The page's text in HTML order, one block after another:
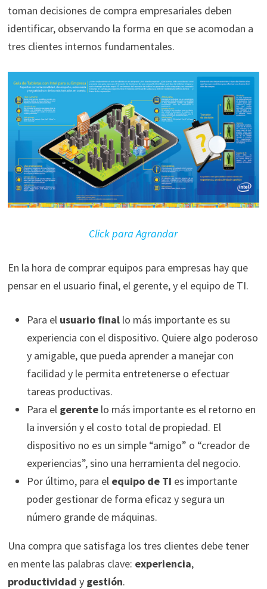
toman decisiones de compra empresariales deben
identificar, observando la forma en que se acomodan a
tres clientes internos fundamentales.
Click para Agrandar
En la hora de comprar equipos para empresas hay que
pensar en el usuario final, el gerente, y el equipo de TI.
Para el usuario finallo más importante es su
experiencia con el dispositivo. Quiere algo poderoso
y amigable, que pueda aprender a manejar con
facilidad y le permita entretenerse o efectuar
tareas productivas.
Para el gerentelo más importante es el retorno en
la inversión y el costo total de propiedad. El
dispositivo no es un simple “amigo” o “creador de
experiencias”, sino una herramienta del negocio.
Por último, para el equipo de TI es importante
poder gestionar de forma eficaz y segura un
número grande de máquinas.
Una compra que satisfaga los tres clientes debe tener
en mente las palabras clave: experiencia,
productividad ygestión.